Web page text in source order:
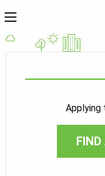
Applying
FIND